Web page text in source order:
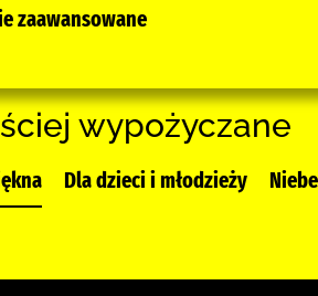
zaawansowane
wypożyczane
Dla dzieci i młodzieży